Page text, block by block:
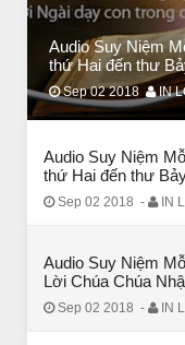
Audio Suy Niệm
thứ Hai đến thư
Sep 02 2018 IN
Audio Suy Niệm
thứ Hai đến thư
Sep 02 2018 - IN
Audio Suy Niệm
Lời Chúa Chúa
Sep 02 2018 - IN
BÀI NỔI BẬT
HẠT GIỐNG TÂM